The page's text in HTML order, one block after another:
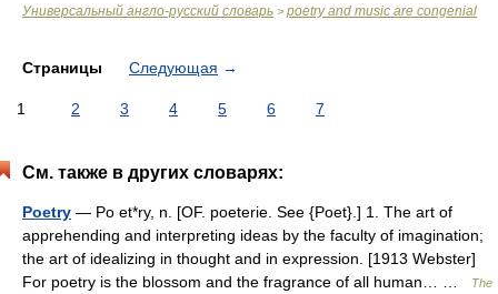
Универсальный англо-русский словарь > poetry and music are congenial
Страницы Следующая →
1 2 3 4 5 6 7
См. также в других словарях:
Poetry — Po et*ry, n. [OF. poeterie. See {Poet}.] 1. The art of
apprehending and interpreting ideas by the faculty of imagination;
the art of idealizing in thought and in expression. [1913 Webster]
For poetry is the blossom and the fragrance of all human… …
The